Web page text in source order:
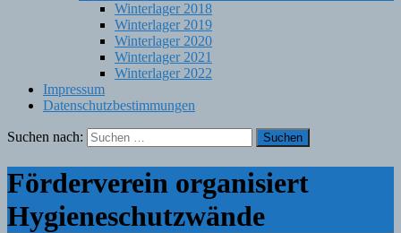
Winterlager 2018
Winterlager 2019
Winterlager 2020
Winterlager 2021
Winterlager 2022
Impressum
Datenschutzbestimmungen
Suchen nach:
Förderverein organisiert
Hygieneschutzwände